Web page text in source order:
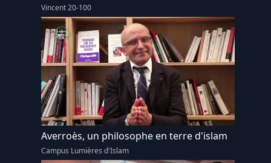
Vincent 20-100
Averroès, un philosophe en terre d'islam
Campus Lumières d'Islam